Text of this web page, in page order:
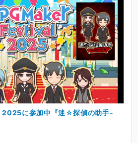
に参加中『迷☆探偵の助手-